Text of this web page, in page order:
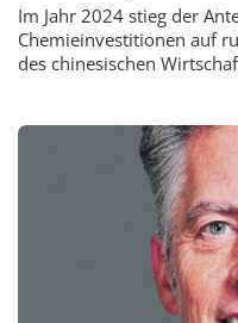
Im Jahr 2024 stieg der
Chemieinvestitionen auf
des chinesischen